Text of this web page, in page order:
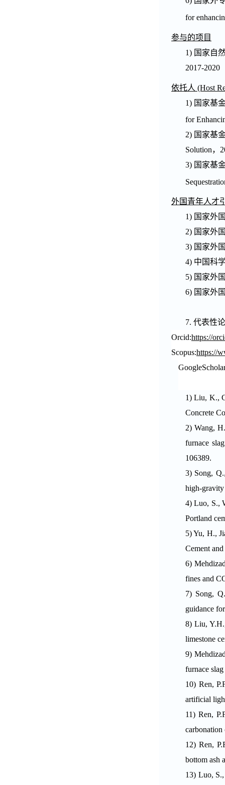
for
参与的项目
1) 国家自
2017-2020
依托人 (Host
1) 国家基
for
2) 国家基
Solution，
3) 国家基
外国青年人才
1) 国家外
2) 国家外
3) 国家外
4) 中国科
5) 国家外
6) 国家外
7. 代表性
Orcid:https://
Scopus:https://
Google
1)Liu, K.,
Concrete
2) Wang,
furnace
106389.
3) Song,
high-gravity
4)Luo, S.,
Portland
5)Yu, H.,
Cement
6)
fines and
7) Song,
guidance
8)Liu,
limestone
9)
furnace
10) Ren,
artificial
11)Ren,
12) Ren,
bottom ash
13) Luo,